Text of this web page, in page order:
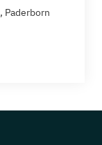
Paderborn